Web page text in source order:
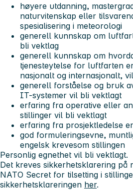
høyere utdanning,
naturvitenskap eller
spesialisering i meteorologi
generell kunnskap om
bli vektlag
generell kunnskap om
tjenesteytelse for luftfarten
nasjonalt og internasjonalt,
generell forståelse og bruk
IT-systemer vil bli vektlagt
erfaring fra operative eller
stillinger vil bli vektlagt
erfaring fra prosjektledelse
god formuleringsevne,
engelsk krevesom stillingen
Personlig egnethet vil bli vektlagt.
Det kreves sikkerhetsklarering på
NATO Secret for tilsetting i
sikkerhetsklareringen her.